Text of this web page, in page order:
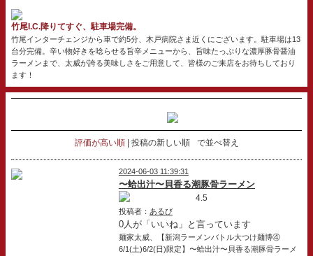
竹尾I.C.降りてすぐ、駐車場完備。
竹尾インターチェンジから車で約5分、木戸病院さま近くにございます。駐車場は13
台分完備。辛い物好きを唸らせる旨辛メニューから、旨味たっぷりな濃厚豚骨醤油
ラーメンまで、太威が誇る美味しさをご用意して、皆様のご来店をお待ちしており
ます！
評価が高い順 投稿の新しい順 で並べ替え
2024-06-03 11:39:31
〜蛤出汁〜貝香る潮豚骨ラーメン
4.5
投稿者： あるび
0人が「いいね」と言っています
麺家太威、【新潟ラーメンバトル大つけ麺博④
6/1(土)6/2(日)限定】〜蛤出汁〜貝香る潮豚骨ラーメ